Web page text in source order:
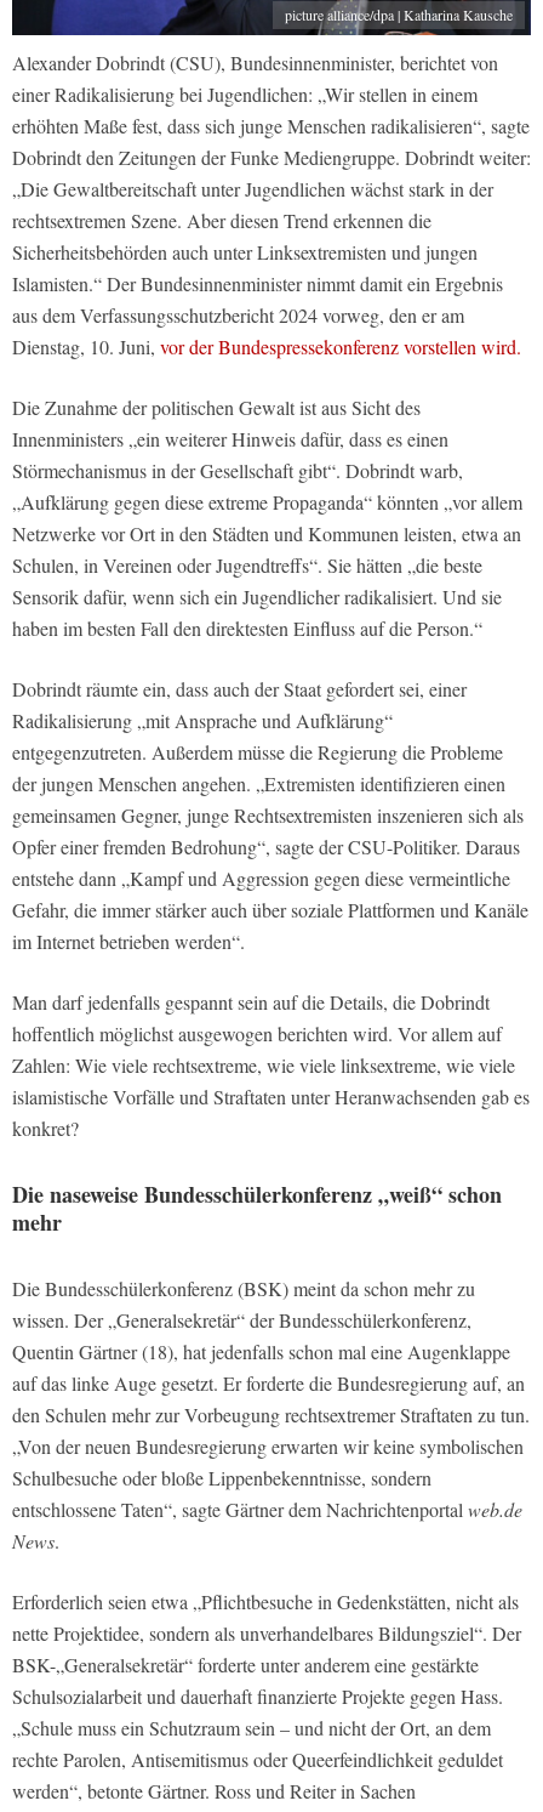
picture alliance/dpa | Katharina Kausche
Alexander Dobrindt (CSU), Bundesinnenminister, berichtet von
einer Radikalisierung bei Jugendlichen: „Wir stellen in einem
erhöhten Maße fest, dass sich junge Menschen radikalisieren“, sagte
Dobrindt den Zeitungen der Funke Mediengruppe. Dobrindt weiter:
„Die Gewaltbereitschaft unter Jugendlichen wächst stark in der
rechtsextremen Szene. Aber diesen Trend erkennen die
Sicherheitsbehörden auch unter Linksextremisten und jungen
Islamisten.“ Der Bundesinnenminister nimmt damit ein Ergebnis
aus dem Verfassungsschutzbericht 2024 vorweg, den er am
Dienstag, 10. Juni, vor der Bundespressekonferenz vorstellen wird.
Die Zunahme der politischen Gewalt ist aus Sicht des
Innenministers „ein weiterer Hinweis dafür, dass es einen
Störmechanismus in der Gesellschaft gibt“. Dobrindt warb,
„Aufklärung gegen diese extreme Propaganda“ könnten „vor allem
Netzwerke vor Ort in den Städten und Kommunen leisten, etwa an
Schulen, in Vereinen oder Jugendtreffs“. Sie hätten „die beste
Sensorik dafür, wenn sich ein Jugendlicher radikalisiert. Und sie
haben im besten Fall den direktesten Einfluss auf die Person.“
Dobrindt räumte ein, dass auch der Staat gefordert sei, einer
Radikalisierung „mit Ansprache und Aufklärung“
entgegenzutreten. Außerdem müsse die Regierung die Probleme
der jungen Menschen angehen. „Extremisten identifizieren einen
gemeinsamen Gegner, junge Rechtsextremisten inszenieren sich als
Opfer einer fremden Bedrohung“, sagte der CSU-Politiker. Daraus
entstehe dann „Kampf und Aggression gegen diese vermeintliche
Gefahr, die immer stärker auch über soziale Plattformen und Kanäle
im Internet betrieben werden“.
Man darf jedenfalls gespannt sein auf die Details, die Dobrindt
hoffentlich möglichst ausgewogen berichten wird. Vor allem auf
Zahlen: Wie viele rechtsextreme, wie viele linksextreme, wie viele
islamistische Vorfälle und Straftaten unter Heranwachsenden gab es
konkret?
Die naseweise Bundesschülerkonferenz „weiß“ schon
mehr
Die Bundesschülerkonferenz (BSK) meint da schon mehr zu
wissen. Der „Generalsekretär“ der Bundesschülerkonferenz,
Quentin Gärtner (18), hat jedenfalls schon mal eine Augenklappe
auf das linke Auge gesetzt. Er forderte die Bundesregierung auf, an
den Schulen mehr zur Vorbeugung rechtsextremer Straftaten zu tun.
„Von der neuen Bundesregierung erwarten wir keine symbolischen
Schulbesuche oder bloße Lippenbekenntnisse, sondern
entschlossene Taten“, sagte Gärtner dem Nachrichtenportal web.de
News.
Erforderlich seien etwa „Pflichtbesuche in Gedenkstätten, nicht als
nette Projektidee, sondern als unverhandelbares Bildungsziel“. Der
BSK-„Generalsekretär“ forderte unter anderem eine gestärkte
Schulsozialarbeit und dauerhaft finanzierte Projekte gegen Hass.
„Schule muss ein Schutzraum sein – und nicht der Ort, an dem
rechte Parolen, Antisemitismus oder Queerfeindlichkeit geduldet
werden“, betonte Gärtner. Ross und Reiter in Sachen